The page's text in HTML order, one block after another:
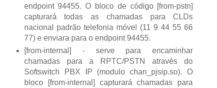
endpoint 94455. O bloco de código [from-pstn]
capturará todas as chamadas para CLDs
nacional padrão telefonia móvel (11 9 44 55 66
77) e enviara para o endpoint 94455.
[from-internal] - serve para encaminhar
chamadas para a RPTC/PSTN através do
Softswitch PBX IP (modulo chan_pjsip.so). O
bloco [from-internal] capturará chamadas para